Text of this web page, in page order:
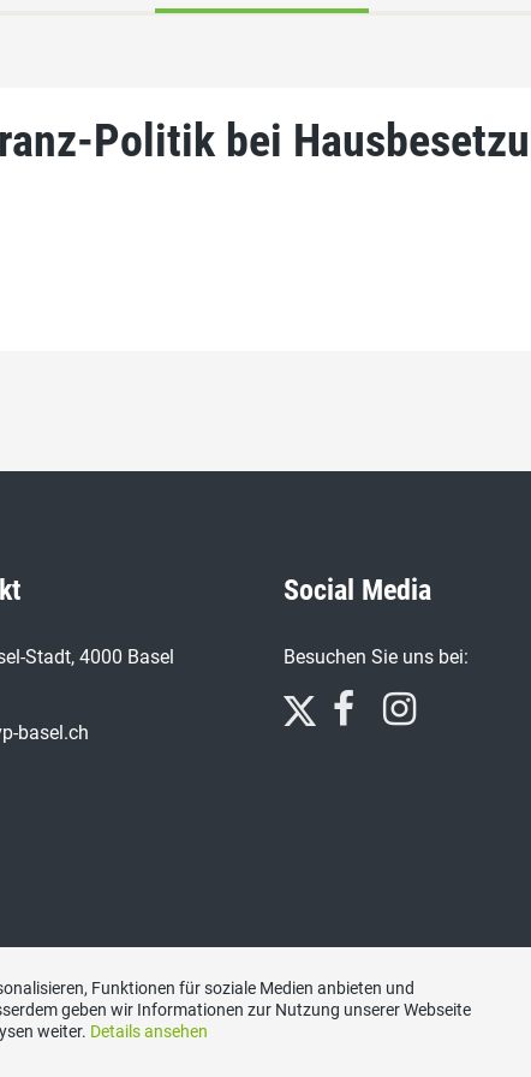
Politik bei
Stadt, 4000 Basel
basel.ch
Social Media
Besuchen Sie uns bei:
Impressum|Datenschutzerklärung
Funktionen für soziale Medien anbieten und
geben wir Informationen zur Nutzung unserer Webseite
weiter. Details ansehen